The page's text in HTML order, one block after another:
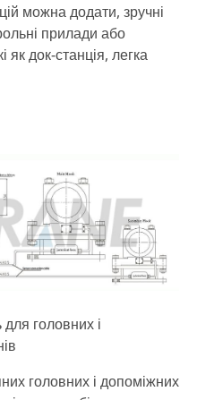
можна додати, зручні
прилади або
як док-станція, легка
головних і
головних і допоміжних